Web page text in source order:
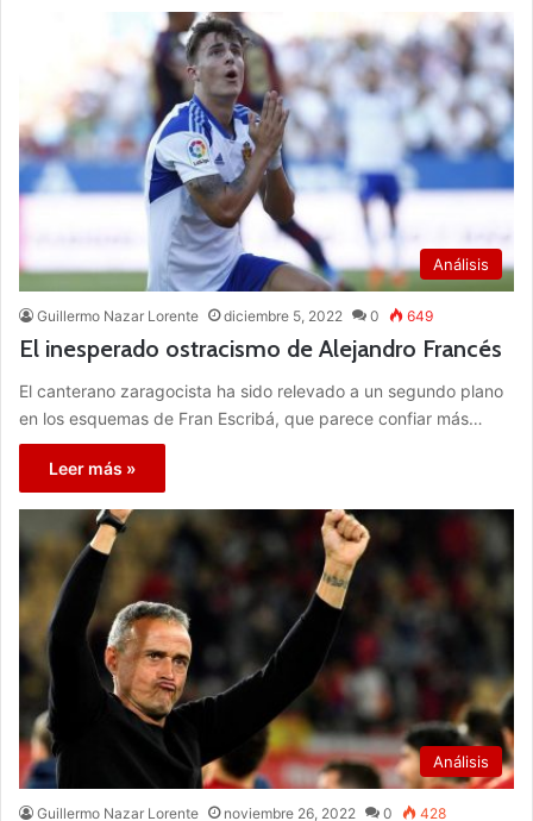
Análisis
Guillermo Nazar Lorente diciembre 5, 2022 0 649
El inesperado ostracismo de Alejandro Francés
El canterano zaragocista ha sido relevado a un segundo plano
en los esquemas de Fran Escribá, que parece confiar más…
Leer más »
Análisis
Guillermo Nazar Lorente noviembre 26, 2022 0 428